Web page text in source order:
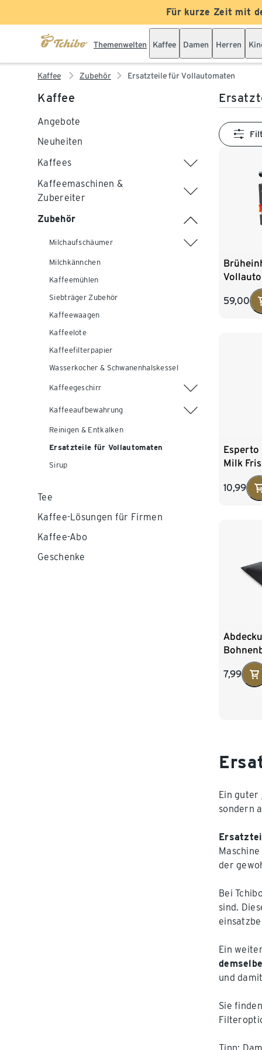
Für kurze Zeit mit
Themenwelten Kaffee Damen Herren
Kaffee Zubehör Ersatzteile für Vollautomaten
Kaffee
Angebote
Neuheiten
Kaffees
Kaffeemaschinen &
Zubereiter
Zubehör
Milchaufschäumer
Milchkännchen
Kaffeemühlen
Siebträger Zubehör
Kaffeewaagen
Kaffeelote
Kaffeefilterpapier
Wasserkocher & Schwanenhalskessel
Kaffeegeschirr
Kaffeeaufbewahrung
Reinigen & Entkalken
Ersatzteile für Vollautomaten
Sirup
Tee
Kaffee-Lösungen für Firmen
Kaffee-Abo
Geschenke
59,00
Esperto
Milk
10,99
Tchibo
7,99
Ein guter
sondern
der
Bei
sind.
Ein
und
Sie